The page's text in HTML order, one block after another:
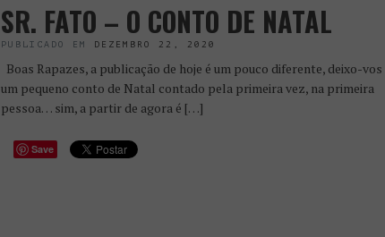
SR. FATO – O CONTO DE NATAL
PUBLICADO EM DEZEMBRO 22, 2020
Boas Rapazes, a publicação de hoje é um pouco diferente, deixo-vos
um pequeno conto de Natal contado pela primeira vez, na primeira
pessoa… sim, a partir de agora é […]
Save